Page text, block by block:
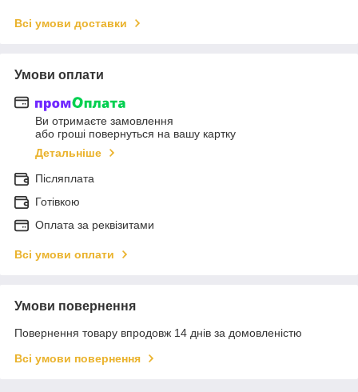
Всі умови доставки
Умови оплати
Ви отримаєте замовлення
або гроші повернуться на вашу картку
Детальніше
Післяплата
Готівкою
Оплата за реквізитами
Всі умови оплати
Умови повернення
Повернення товару впродовж 14 днів за домовленістю
Всі умови повернення